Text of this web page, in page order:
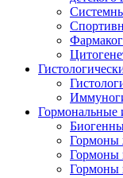
Гормональные
Гормоны
Гормоны
Гормоны